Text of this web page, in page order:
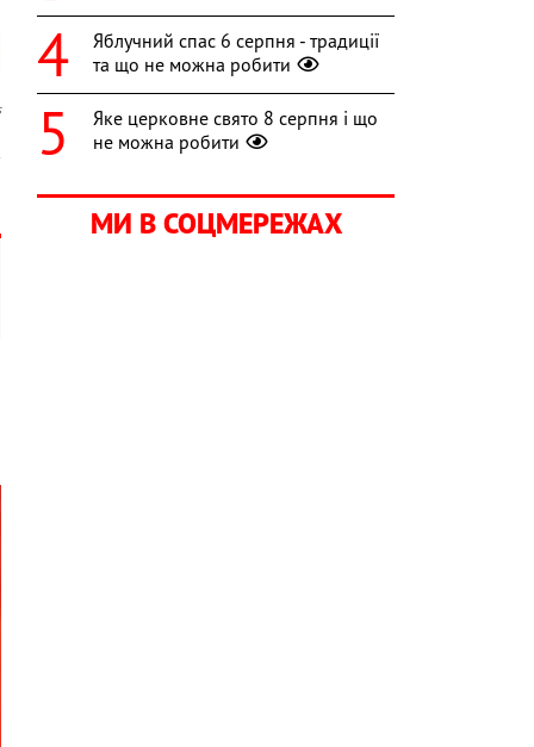
Яблучний спас 6 серпня - традиції
та що не можна робити
Яке церковне свято 8 серпня і що
не можна робити
МИ В СОЦМЕРЕЖАХ